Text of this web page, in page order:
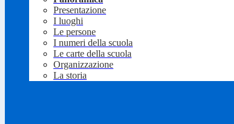
Presentazione
I luoghi
Le persone
I numeri della scuola
Le carte della scuola
Organizzazione
La storia